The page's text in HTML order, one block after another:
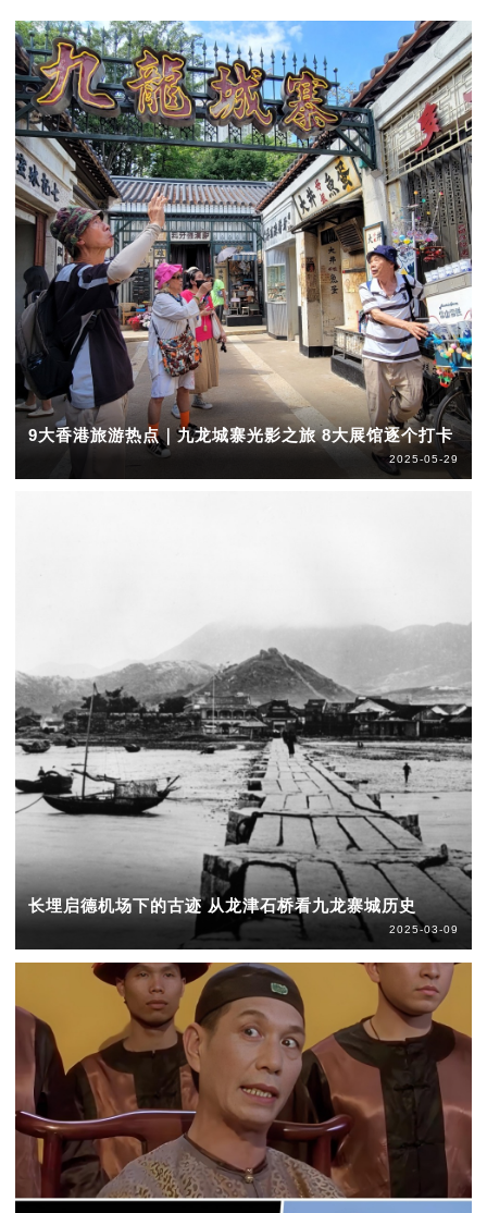
9大香港旅游热点｜九龙城寨光影之旅 8大展馆逐个打卡
2025-05-29
长埋启德机场下的古迹 从龙津石桥看九龙寨城历史
2025-03-09